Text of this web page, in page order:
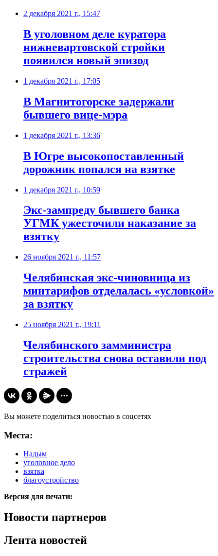
2 декабря 2021 г., 15:47
В уголовном деле куратора
нижневартовской стройки
появился новый эпизод
1 декабря 2021 г., 17:05
​В Магнитогорске задержали
бывшего вице-мэра
1 декабря 2021 г., 13:36
В Югре высокопоставленный
дорожник попался на взятке
1 декабря 2021 г., 10:59
​Экс-зампреду бывшего банка
УГМК ужесточили наказание за
взятку
26 ноября 2021 г., 11:57
​Челябинская экс-чиновница из
минтарифов отделалась «условкой»
за взятку
25 ноября 2021 г., 19:11
​Челябинского замминистра
строительства снова оставили под
стражей
Вы можете поделиться новостью в соцсетях
Места:
Надым
уголовное дело
взятка
благоустройство
Версия для печати:
Новости партнеров
Лента новостей